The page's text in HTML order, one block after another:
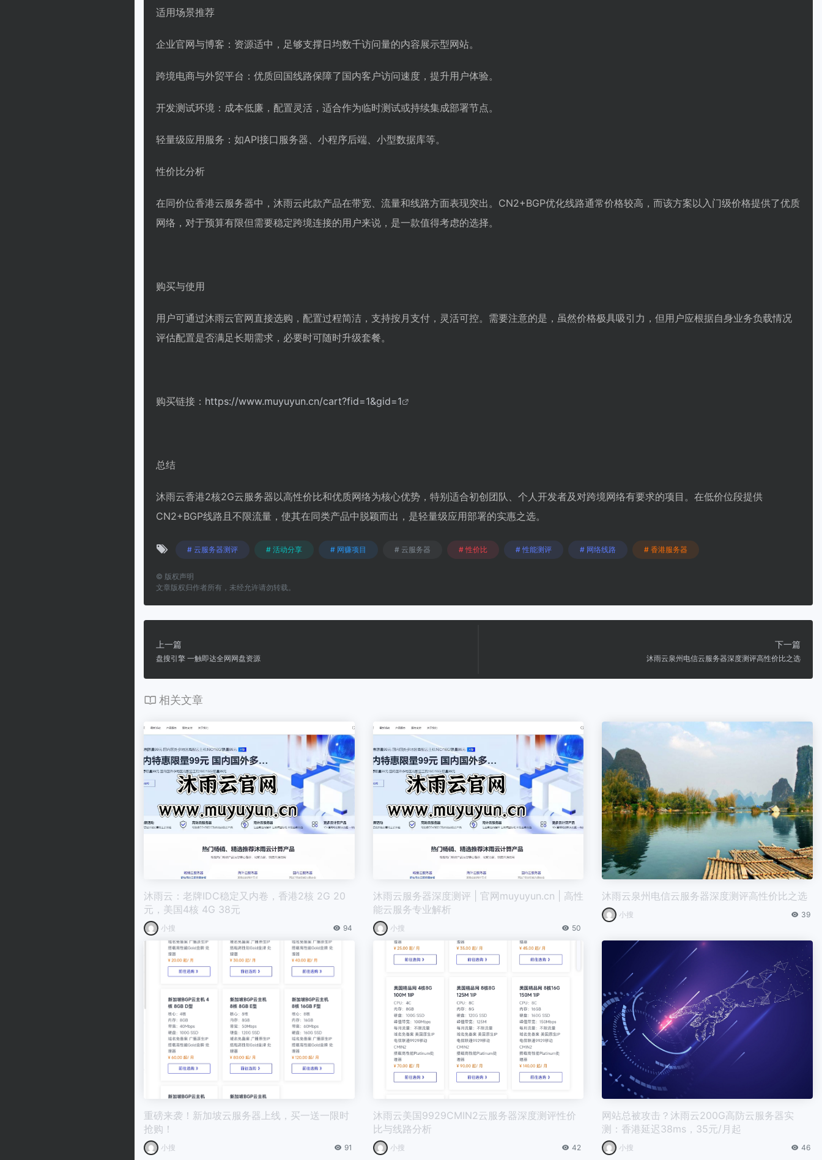
适用场景推荐
企业官网与博客：资源适中，足够支撑日均数千访问量的内容展示型网站。
跨境电商与外贸平台：优质回国线路保障了国内客户访问速度，提升用户体验。
开发测试环境：成本低廉，配置灵活，适合作为临时测试或持续集成部署节点。
轻量级应用服务：如API接口服务器、小程序后端、小型数据库等。
性价比分析
在同价位香港云服务器中，沐雨云此款产品在带宽、流量和线路方面表现突出。CN2+BGP优化线路通常价格较高，而该方案以入门级价格提供了优质
网络，对于预算有限但需要稳定跨境连接的用户来说，是一款值得考虑的选择。
购买与使用
用户可通过沐雨云官网直接选购，配置过程简洁，支持按月支付，灵活可控。需要注意的是，虽然价格极具吸引力，但用户应根据自身业务负载情况
评估配置是否满足长期需求，必要时可随时升级套餐。
购买链接： https://www.muyuyun.cn/cart?fid=1&gid=1
总结
沐雨云香港2核2G云服务器以高性价比和优质网络为核心优势，特别适合初创团队、个人开发者及对跨境网络有要求的项目。在低价位段提供
CN2+BGP线路且不限流量，使其在同类产品中脱颖而出，是轻量级应用部署的实惠之选。
# 云服务器测评 # 活动分享 # 网赚项目 # 云服务器 # 性价比 # 性能测评 # 网络线路 # 香港服务器
© 版权声明
文章版权归作者所有，未经允许请勿转载。
上一篇
盘搜引擎 一触即达全网网盘资源
下一篇
沐雨云泉州电信云服务器深度测评高性价比之选
相关文章
沐雨云：老牌IDC稳定又内卷，香港2核 2G 20
元，美国4核 4G 38元
小搜 94
沐雨云服务器深度测评 | 官网muyuyun.cn | 高性
能云服务专业解析
小搜 50
沐雨云泉州电信云服务器深度测评高性价比之选
小搜 39
重磅来袭！新加坡云服务器上线，买一送一限时
抢购！
小搜 91
沐雨云美国9929CMIN2云服务器深度测评性价
比与线路分析
小搜 42
网站总被攻击？沐雨云200G高防云服务器实
测：香港延迟38ms，35元/月起
小搜 46